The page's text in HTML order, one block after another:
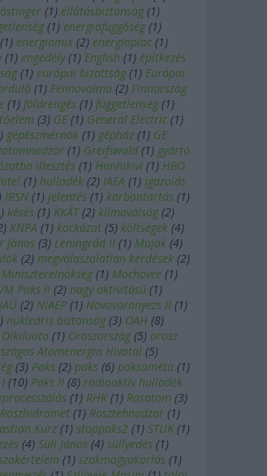
(1) ellátásbiztonság (1)
(1) energiafüggőség (1)
(1) energiamix (2) energiapiac (1)
(1) engedély (1) English (1) építkezés
(1) európai bizottság (1) Európai
(1) Fennovoima (2) Finnország
(1) földrengés (1) függetlenség (1)
(3) GE (1) General Electric (1)
) gépészmérnök (1) gépház (1) GE
(1) Greifswald (1) gyártó
illesztés (1) Hanhikivi (1) HBO
(1) hulladék (2) IAEA (1) igazolás
) IRSN (1) jelentés (1) karbantartás (1)
) késés (1) KKÁT (2) klímaválság (2)
) KNPA (1) kockázat (5) költségek (4)
János (3) Leningrád II (1) Majak (4)
(2) megválaszolatlan kérdések (2)
Miniszterelnökség (1) Mochovce (1)
Paks II (2) nagy aktivitású (1)
(2) NIAEP (1) Novovoronyezs II (1)
) nukleáris biztonság (3) OAH (8)
Olkiluoto (1) Oroszország (5) orosz
Atomenergia Hivatal (5)
(3) Paks (2) paks (6) paksaméta (1)
(10) Paks II (8) radioaktív hulladék
(1) RHK (1) Rosatom (3)
Roszhidromet (1) Rosztehnadzor (1)
Kurz (1) stoppaks2 (1) STUK (1)
(4) Süli János (4) süllyedés (1)
(1) szakmagyakorlás (1)